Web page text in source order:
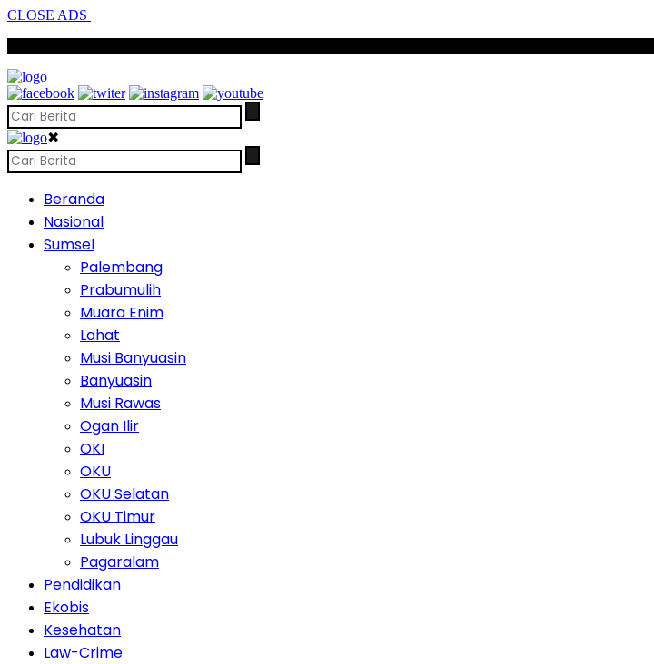
CLOSE ADS
✖
Beranda
Nasional
Sumsel
Palembang
Prabumulih
Muara Enim
Lahat
Musi Banyuasin
Banyuasin
Musi Rawas
Ogan Ilir
OKI
OKU
OKU Selatan
OKU Timur
Lubuk Linggau
Pagaralam
Pendidikan
Ekobis
Kesehatan
Law-Crime